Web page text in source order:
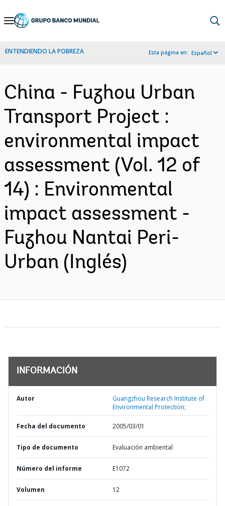
Skip
Navigation
ENTENDIENDO LA POBREZA Esta página en: Español
China - Fuzhou Urban
Transport Project :
environmental impact
assessment (Vol. 12 of
14) : Environmental
impact assessment -
Fuzhou Nantai Peri-
Urban (Inglés)
INFORMACIÓN
Autor
Guangzhou Research Institute of
Environmental Protection;
Fecha del documento 2005/03/01
Tipo de documento Evaluación ambiental
Número del informe E1072
Volumen 12